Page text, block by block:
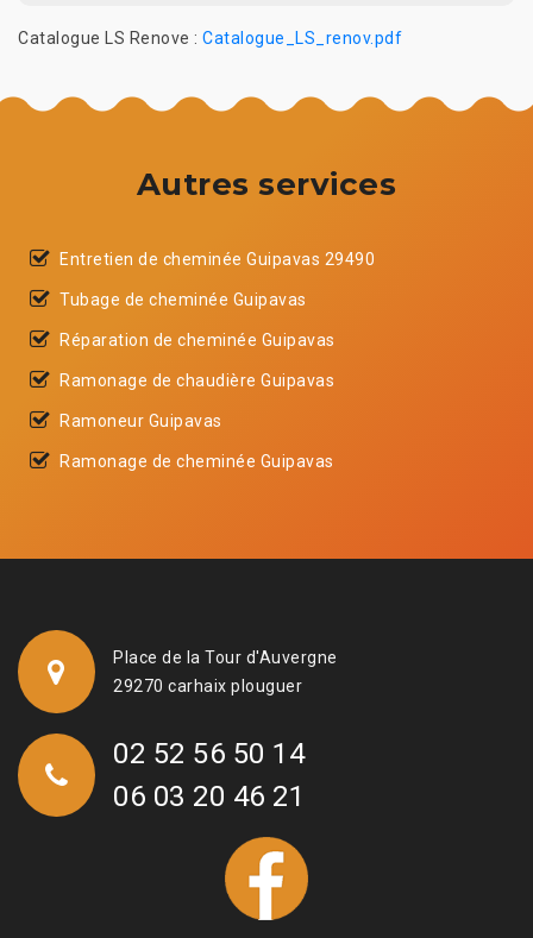
Catalogue LS Renove : Catalogue_LS_renov.pdf
Autres services
Entretien de cheminée Guipavas 29490
Tubage de cheminée Guipavas
Réparation de cheminée Guipavas
Ramonage de chaudière Guipavas
Ramoneur Guipavas
Ramonage de cheminée Guipavas
Place de la Tour d'Auvergne
29270 carhaix plouguer
02 52 56 50 14
06 03 20 46 21